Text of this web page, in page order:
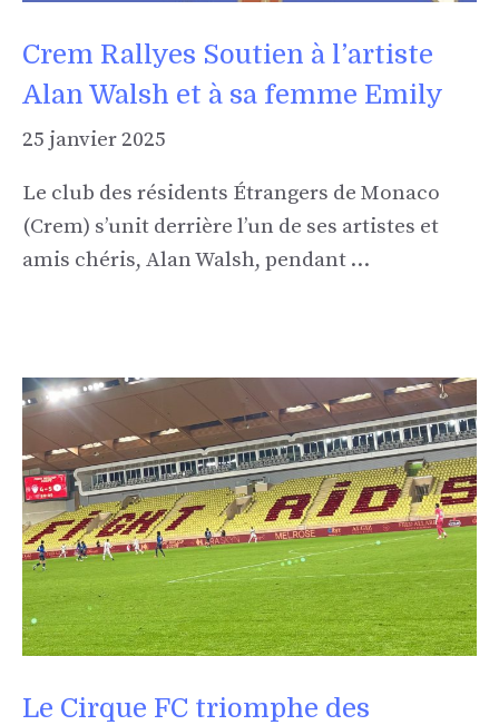
Crem Rallyes Soutien à l’artiste
Alan Walsh et à sa femme Emily
25 janvier 2025
Le club des résidents Étrangers de Monaco
(Crem) s’unit derrière l’un de ses artistes et
amis chéris, Alan Walsh, pendant …
Le Cirque FC triomphe des